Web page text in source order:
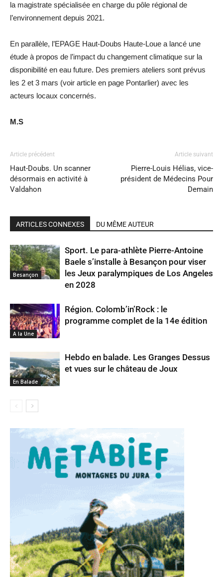
la magistrate spécialisée en charge du pôle régional de
l’environnement depuis 2021.
En parallèle, l’EPAGE Haut-Doubs Haute-Loue a lancé une
étude à propos de l’impact du changement climatique sur la
disponibilité en eau future. Des premiers ateliers sont prévus
les 2 et 3 mars (voir article en page Pontarlier) avec les
acteurs locaux concernés.
M.S
Article précédent
Haut-Doubs. Un scanner
désormais en activité à
Valdahon
Article suivant
Pierre-Louis Hélias, vice-
président de Médecins Pour
Demain
ARTICLES CONNEXES DU MÊME AUTEUR
Besançon
Sport. Le para-athlète Pierre-Antoine
Baele s’installe à Besançon pour viser
les Jeux paralympiques de Los Angeles
en 2028
A la Une
Région. Colomb’in’Rock : le
programme complet de la 14e édition
En Balade
Hebdo en balade. Les Granges Dessus
et vues sur le château de Joux